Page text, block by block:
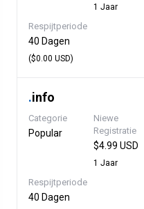
1 Jaar
Respijtperiode
40 Dagen
($0.00 USD)
.info
Categorie
Popular
Niewe
Registratie
$4.99 USD
1 Jaar
Respijtperiode
40 Dagen